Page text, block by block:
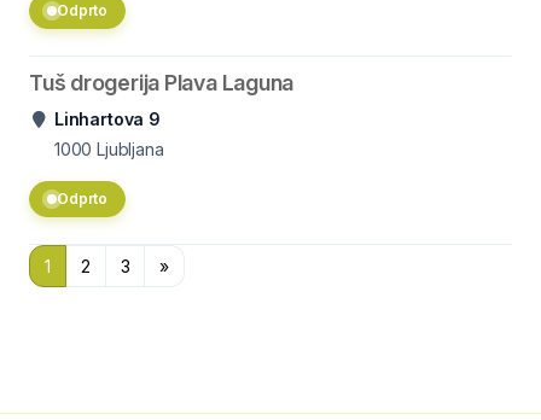
Odprto
Tuš drogerija Plava Laguna
Linhartova 9
1000 Ljubljana
Odprto
1 2 3 »